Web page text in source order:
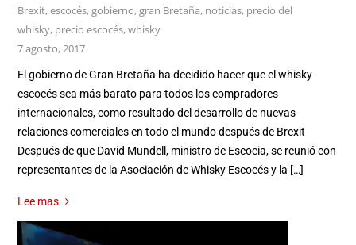
Brexit,escocés,gobierno,gran Bretaña, noticias, precio del
whisky, precio escocés,whisky
7 agosto, 2017
El gobierno de Gran Bretaña ha decidido hacer que el whisky
escocés sea más barato para todos los compradores
internacionales, como resultado del desarrollo de nuevas
relaciones comerciales en todo el mundo después de Brexit
Después de que David Mundell, ministro de Escocia, se reunió con
representantes de la Asociación de Whisky Escocés y la […]
Lee mas